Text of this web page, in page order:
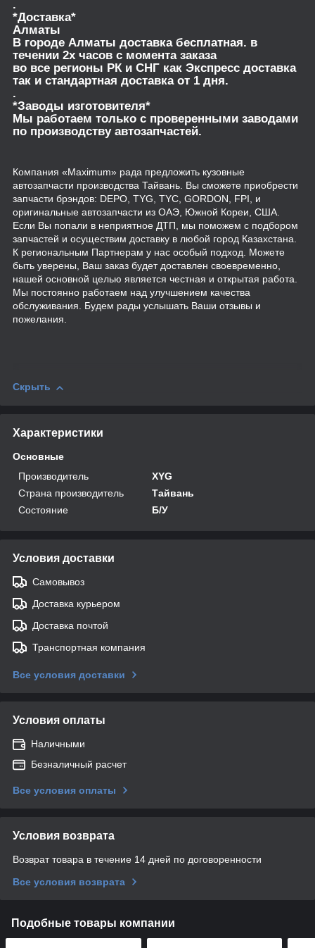
.
*Доставка*
Алматы
В городе Алматы доставка бесплатная. в
течении 2х часов с момента заказа
во все регионы РК и СНГ как Экспресс доставка
так и стандартная доставка от 1 дня.
.
*Заводы изготовителя*
Мы работаем только с проверенными заводами
по производству автозапчастей.
Компания «Maximum» рада предложить кузовные
автозапчасти производства Тайвань. Вы сможете приобрести
запчасти брэндов: DEPO, TYG, TYC, GORDON, FPI, и
оригинальные автозапчасти из ОАЭ, Южной Кореи, США.
Если Вы попали в неприятное ДТП, мы поможем с подбором
запчастей и осуществим доставку в любой город Казахстана.
К региональным Партнерам у нас особый подход. Можете
быть уверены, Ваш заказ будет доставлен своевременно,
нашей основной целью является честная и открытая работа.
Мы постоянно работаем над улучшением качества
обслуживания. Будем рады услышать Ваши отзывы и
пожелания.
Скрыть
Характеристики
Основные
Производитель
XYG
Страна производитель
Тайвань
Состояние
Б/У
Условия доставки
Самовывоз
Доставка курьером
Доставка почтой
Транспортная компания
Все условия доставки
Условия оплаты
Наличными
Безналичный расчет
Все условия оплаты
Условия возврата
Возврат товара в течение 14 дней по договоренности
Все условия возврата
Подобные товары компании